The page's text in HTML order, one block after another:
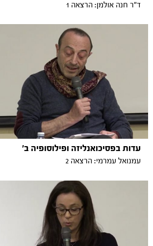
ד"ר חנה אולמן: הרצאה 1
עדות בפסיכואנליזה ופילוסופיה ב'
עמנואל עמרמי: הרצאה 2